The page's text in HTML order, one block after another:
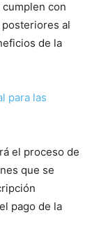
con
al
de la
para las
el proceso de
que se
pago de la